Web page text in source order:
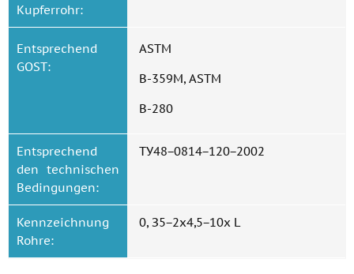
Kupferrohr:
Entsprechend
GOST:
ASTM
B-359M, ASTM
B-280
Entsprechend
den technischen
Bedingungen:
ТУ48−0814−120−2002
Kennzeichnung
Rohre:
0, З5−2x4,5−10x L